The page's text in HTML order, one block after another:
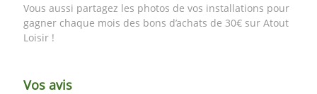
Vous aussi partagez les photos de vos installations pour
gagner chaque mois des bons d’achats de 30€ sur Atout
Loisir !
Vos avis